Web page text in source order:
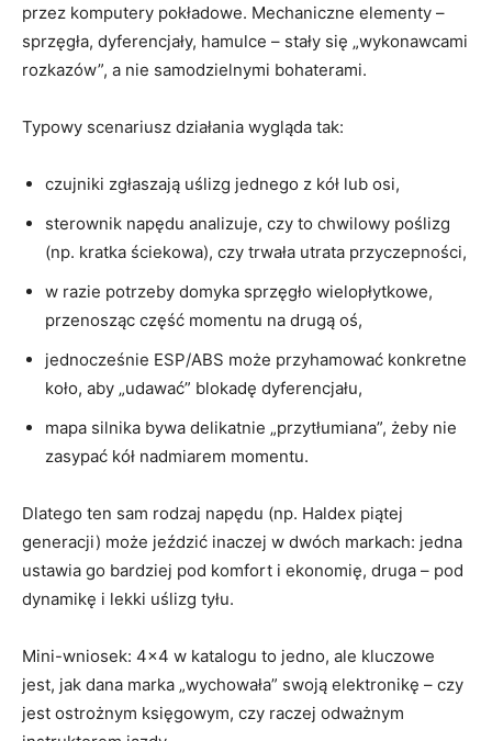
przez komputery pokładowe. Mechaniczne elementy –
sprzęgła, dyferencjały, hamulce – stały się „wykonawcami
rozkazów”, a nie samodzielnymi bohaterami.
Typowy scenariusz działania wygląda tak:
czujniki zgłaszają uślizg jednego z kół lub osi,
sterownik napędu analizuje, czy to chwilowy poślizg
(np. kratka ściekowa), czy trwała utrata przyczepności,
w razie potrzeby domyka sprzęgło wielopłytkowe,
przenosząc część momentu na drugą oś,
jednocześnie ESP/ABS może przyhamować konkretne
koło, aby „udawać” blokadę dyferencjału,
mapa silnika bywa delikatnie „przytłumiana”, żeby nie
zasypać kół nadmiarem momentu.
Dlatego ten sam rodzaj napędu (np. Haldex piątej
generacji) może jeździć inaczej w dwóch markach: jedna
ustawia go bardziej pod komfort i ekonomię, druga – pod
dynamikę i lekki uślizg tyłu.
Mini-wniosek: 4×4 w katalogu to jedno, ale kluczowe
jest, jak dana marka „wychowała” swoją elektronikę – czy
jest ostrożnym księgowym, czy raczej odważnym